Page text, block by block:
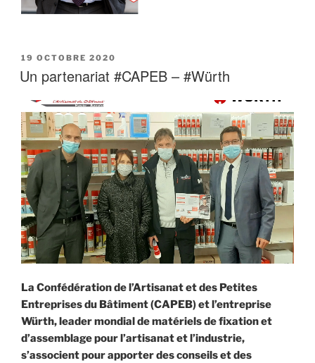
PUBLIÉ
LE
19 OCTOBRE 2020
Un partenariat #CAPEB – #Würth
La Confédération de l’Artisanat et des Petites
Entreprises du Bâtiment (CAPEB) et l’entreprise
Würth, leader mondial de matériels de fixation et
d’assemblage pour l’artisanat et l’industrie,
s’associent pour apporter des conseils et des